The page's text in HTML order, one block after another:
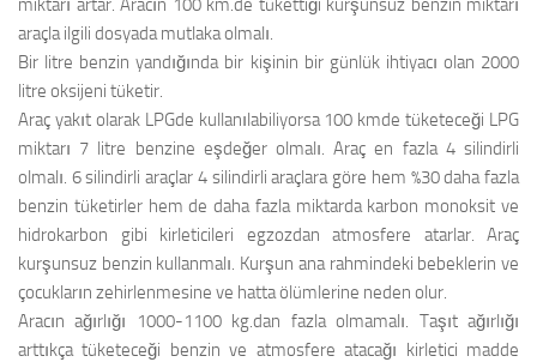
miktarı artar. Aracın 100 km.de tükettiği kurşunsuz benzin miktarı
araçla ilgili dosyada mutlaka olmalı.
Bir litre benzin yandığında bir kişinin bir günlük ihtiyacı olan 2000
litre oksijeni tüketir.
Araç yakıt olarak LPGde kullanılabiliyorsa 100 kmde tüketeceği LPG
miktarı 7 litre benzine eşdeğer olmalı. Araç en fazla 4 silindirli
olmalı. 6 silindirli araçlar 4 silindirli araçlara göre hem %30 daha fazla
benzin tüketirler hem de daha fazla miktarda karbon monoksit ve
hidrokarbon gibi kirleticileri egzozdan atmosfere atarlar. Araç
kurşunsuz benzin kullanmalı. Kurşun ana rahmindeki bebeklerin ve
çocukların zehirlenmesine ve hatta ölümlerine neden olur.
Aracın ağırlığı 1000-1100 kg.dan fazla olmamalı. Taşıt ağırlığı
arttıkça tüketeceği benzin ve atmosfere atacağı kirletici madde